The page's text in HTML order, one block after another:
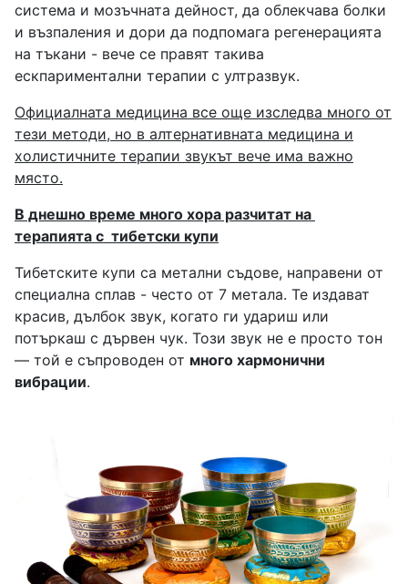
система и мозъчната дейност, да облекчава болки
и възпаления и дори да подпомага регенерацията
на тъкани - вече се правят такива
ескпариментални терапии с ултразвук.
Официалната медицина все още изследва много от
тези методи, но в алтернативната медицина и
холистичните терапии звукът вече има важно
място.
В днешно време много хора разчитат на
терапията с тибетски купи
Тибетските купи са метални съдове, направени от
специална сплав - често от 7 метала. Те издават
красив, дълбок звук, когато ги удариш или
потъркаш с дървен чук. Този звук не е просто тон
— той е съпроводен от много хармонични
вибрации.